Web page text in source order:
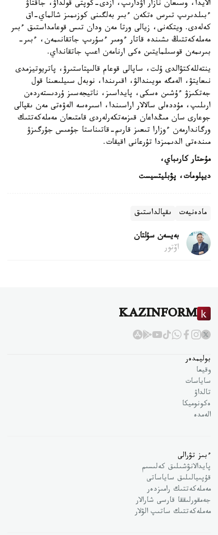
الايدا، وسىعان نازار اۋدارىپ، ازدى-كوپتى قولداۋ، جاقتاۋ
ءبىلدىرىپ تىرس ەتكەن ءبىر بەلگىنى كوزىمىز شالماي-اق
كەلەدى. ويتكەنى، زيالى ورتا مەن ودان تىس قوعامداستىق ءبىر
مەملەكەتتىڭ ىشىندە قاتار ءومىر ءسۇرىپ جاتقانىمەن، ءبىر-
بىرىمەن قوسىلمايتىن ەكى ارنامەن اعىپ جاتقانداي.
ينتەللەكتۋالدى ۇلت، ساپالى قوعام قالىپتاستىرۋ، پاتريوتيزمدى
نىعايتۋ، الەمگە مويىندالۋ، اقىرىندا، نوبەل سىيلىعىنا قول
جەتكىزۋ ءۇشىن ەسكى، پايداسىز، ناتيجەسىز ۇردىستەردەن
ارىلىپ، مۇددەلى سالالار اراسىندا، اسىرەسە الەۋەتى مەن ىقپالى
جوعارى سان مىڭداعان قىزمەتكەرلەردى قامتىعان مەملەكەتتىك
ورگاندارمەن ءوزارا تىعىز قارىم-قاتىناستا جۇمىس جۇرگىزۋ
مىندەتى الدىمىزدا تۇرعانى اقيقات.
مۇحتار كارىباي،
ديپلومات، پۋبليتسيست
مادەنيەت ىقپالداستىق
بەيسەن سۇلتان
اۆتور
KAZINFORM
بوليمدەر
وقيعا
ساياسات
تالداۋ
ەكونوميكا
الەمدە
ءبىز تۋرالى
پايدالانۋشىلىق كەلىسىم
قۇپىيالىلىق ساياساتى
مەملەكەتتىك رامىزدەر
جەمقورلىققا قارسى شارالار
مەملەكەتتىك ساتىپ الۋلار